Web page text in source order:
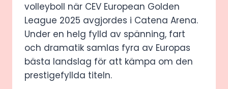
volleyboll när CEV European Golden
League 2025 avgjordes i Catena Arena.
Under en helg fylld av spänning, fart
och dramatik samlas fyra av Europas
bästa landslag för att kämpa om den
prestigefyllda titeln.